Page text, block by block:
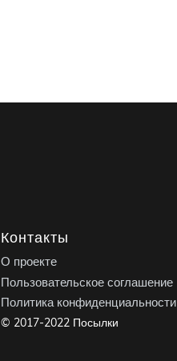
Контакты
О проекте
Пользовательское соглашение
Политика конфиденциальности
© 2017-2022 Посылки